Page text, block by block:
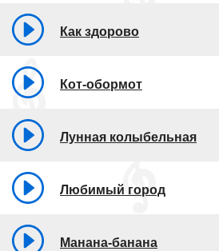
Как здорово
Кот-обормот
Лунная колыбельная
Любимый город
Манана-банана